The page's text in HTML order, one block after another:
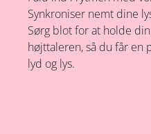
Synkroniser nemt dine
Sørg blot for at holde
højttaleren, så du får en
lyd og lys.